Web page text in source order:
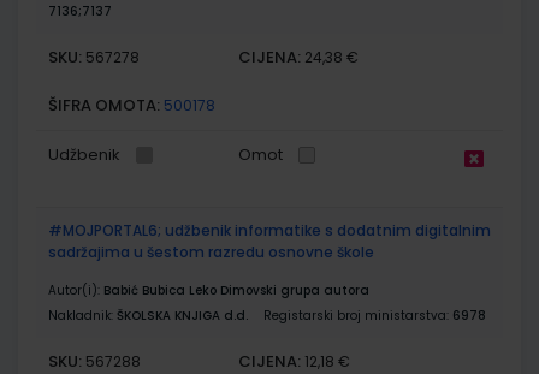
7136;7137
SKU: 567278 CIJENA: 24,38 €
ŠIFRA OMOTA: 500178
Udžbenik Omot
#MOJPORTAL6; udžbenik informatike s dodatnim digitalnim
sadržajima u šestom razredu osnovne škole
Autor(i): Babić Bubica Leko Dimovski grupa autora
Nakladnik: ŠKOLSKA KNJIGA d.d. Registarski broj ministarstva: 6978
SKU: 567288 CIJENA: 12,18 €